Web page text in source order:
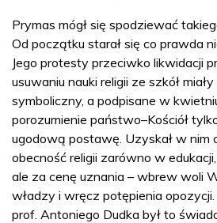
Prymas mógł się spodziewać
Od początku starał się co prawda
Jego protesty przeciwko likwidacji
usuwaniu nauki religii ze szkół
symboliczny, a podpisane w
porozumienie państwo–Kościół
ugodową postawę. Uzyskał w nim
obecność religii zarówno w
ale za cenę uznania – wbrew woli
władzy i wręcz potępienia
prof. Antoniego Dudka był to